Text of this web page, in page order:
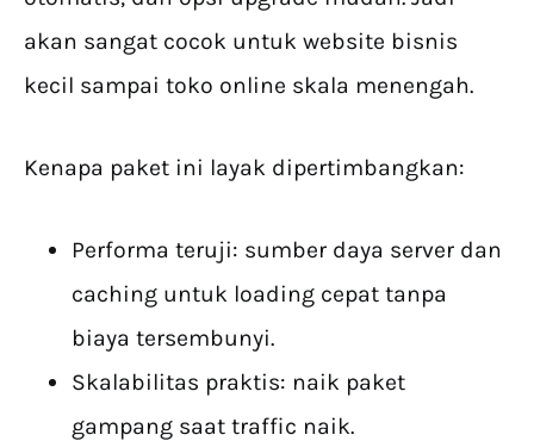
akan sangat cocok untuk website bisnis
kecil sampai toko online skala menengah.
Kenapa paket ini layak dipertimbangkan:
Performa teruji: sumber daya server dan
caching untuk loading cepat tanpa
biaya tersembunyi.
Skalabilitas praktis: naik paket
gampang saat traffic naik.